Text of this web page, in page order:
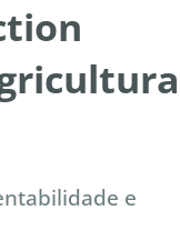
e